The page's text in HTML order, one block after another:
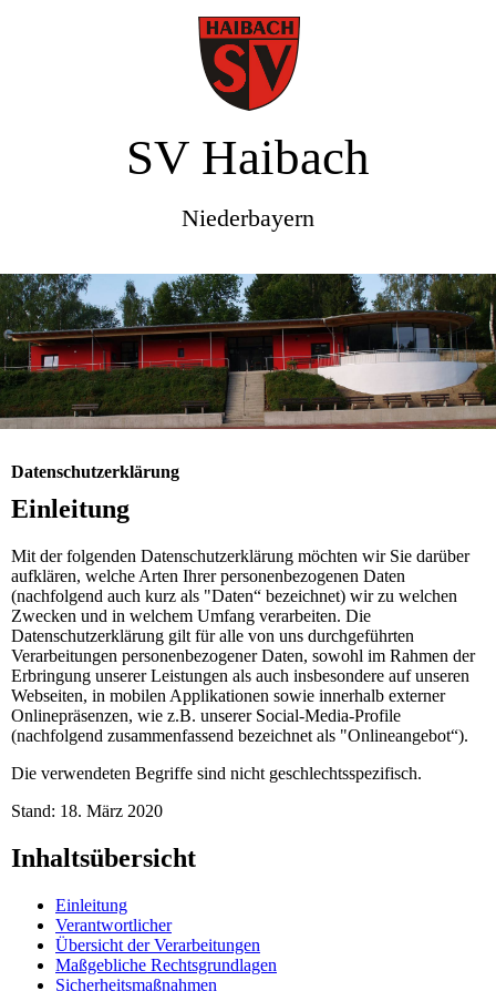
SV Haibach
Niederbayern
Datenschutzerklärung